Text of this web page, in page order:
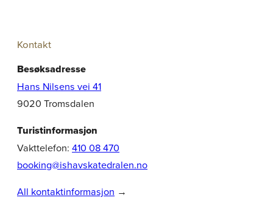
Kontakt
Besøksadresse
Hans Nilsens vei 41
9020 Tromsdalen
Turistinformasjon
Vakttelefon: 410 08 470
booking@ishavskatedralen.no
All kontaktinformasjon →